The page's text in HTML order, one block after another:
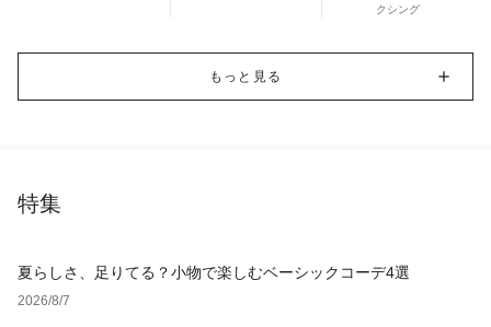
クシング
もっと見る
特集
夏らしさ、足りてる？小物で楽しむベーシックコーデ4選
2026/8/7